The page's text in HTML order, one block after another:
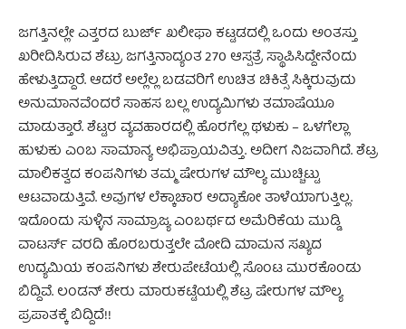
ಜಗತ್ತಿನಲ್ಲೇ ಎತ್ತರದ ಬುರ್ಜ್ ಖಲೀಫಾ ಕಟ್ಟಡದಲ್ಲಿ ಒಂದು ಅಂತಸ್ತು
ಖರೀದಿಸಿರುವ ಶೆಟ್ರು ಜಗತ್ತಿನಾದ್ಯಂತ 270 ಆಸ್ಪತ್ರೆ ಸ್ಥಾಪಿಸಿದ್ದೇನೆಂದು
ಹೇಳುತ್ತಿದ್ದಾರೆ. ಆದರೆ ಅಲ್ಲೆಲ್ಲ ಬಡವರಿಗೆ ಉಚಿತ ಚಿಕಿತ್ಸೆ ಸಿಕ್ಕಿರುವುದು
ಅನುಮಾನವೆಂದರೆ ಸಾಹಸ ಬಲ್ಲ ಉದ್ಯಮಿಗಳು ತಮಾಷೆಯೂ
ಮಾಡುತ್ತಾರೆ. ಶೆಟ್ಟರ ವ್ಯವಹಾರದಲ್ಲಿ ಹೊರಗೆಲ್ಲ ಥಳುಕು – ಒಳಗೆಲ್ಲಾ
ಹುಳುಕು ಎಂಬ ಸಾಮಾನ್ಯ ಅಭಿಪ್ರಾಯವಿತ್ತು. ಅದೀಗ ನಿಜವಾಗಿದೆ. ಶೆಟ್ರ
ಮಾಲಿಕತ್ವದ ಕಂಪನಿಗಳು ತಮ್ಮ ಷೇರುಗಳ ಮೌಲ್ಯ ಮುಚ್ಚಿಟ್ಟು
ಆಟವಾಡುತ್ತಿವೆ. ಅವುಗಳ ಲೆಕ್ಕಾಚಾರ ಅದ್ಯಾಕೋ ತಾಳೆಯಾಗುತ್ತಿಲ್ಲ.
ಇದೊಂದು ಸುಳ್ಳಿನ ಸಾಮ್ರಾಜ್ಯ ಎಂಬರ್ಥದ ಅಮೆರಿಕೆಯ ಮುಡ್ಡಿ
ವಾಟರ್ಸ್ ವರದಿ ಹೊರಬರುತ್ತಲೇ ಮೋದಿ ಮಾಮನ ಸಖ್ಯದ
ಉದ್ಯಮಿಯ ಕಂಪನಿಗಳು ಶೇರುಪೇಟೆಯಲ್ಲಿ ಸೊಂಟ ಮುರಕೊಂಡು
ಬಿದ್ದಿವೆ. ಲಂಡನ್ ಶೇರು ಮಾರುಕಟ್ಟೆಯಲ್ಲಿ ಶೆಟ್ರ ಷೇರುಗಳ ಮೌಲ್ಯ
ಪ್ರಪಾತಕ್ಕೆ ಬಿದ್ದಿದೆ!!